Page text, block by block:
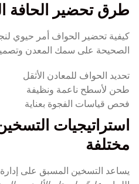
طرق تحضير الحافة
كيفية تحضير الحواف أمر حيوي
الصحيحة على سمك المعدن
تحديد الحواف للمعادن الأثقل
طحن لأسطح ناعمة ونظيفة
فحص قياسات الفجوة بعناية
استراتيجيات
مختلفة
يساعد التسخين المسبق على إدارة